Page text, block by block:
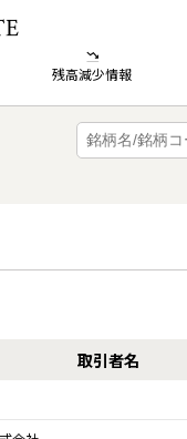
残高減少情報
取引者名